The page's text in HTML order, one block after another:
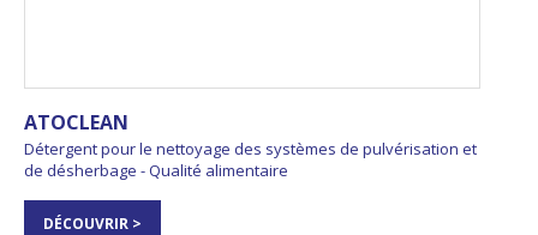
ATOCLEAN
Détergent pour le nettoyage des systèmes de pulvérisation et
de désherbage - Qualité alimentaire
DÉCOUVRIR >